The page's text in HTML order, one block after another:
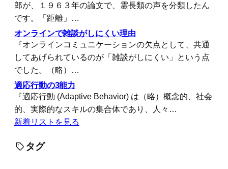
郎が、１９６３年の論文で、霊長類の声を分類したん
です。「距離」…
オンラインで雑談がしにくい理由
『オンラインコミュニケーションの欠点として、共通
してあげられているのが「雑談がしにくい」という点
でした。（略）…
適応行動の3能力
『適応行動 (Adaptive Behavior) は（略）概念的、社会
的、実際的なスキルの集合体であり、人々…
新着リストを見る
タグ